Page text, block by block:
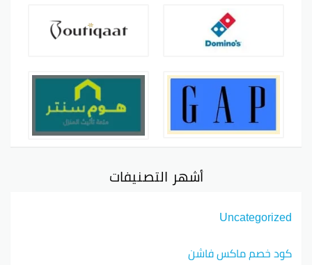
أشهر التصنيفات
Uncategorized
كود خصم ماكس فاشن